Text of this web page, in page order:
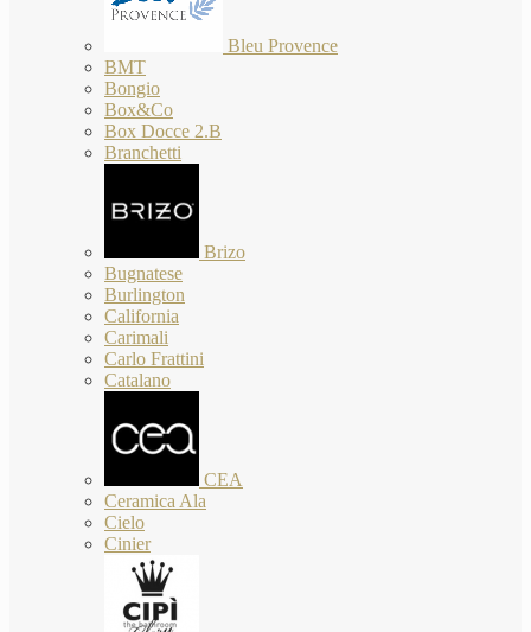
Bleu Provence
BMT
Bongio
Box&Co
Box Docce 2.B
Branchetti
Brizo
Bugnatese
Burlington
California
Carimali
Carlo Frattini
Catalano
CEA
Ceramica Ala
Cielo
Cinier